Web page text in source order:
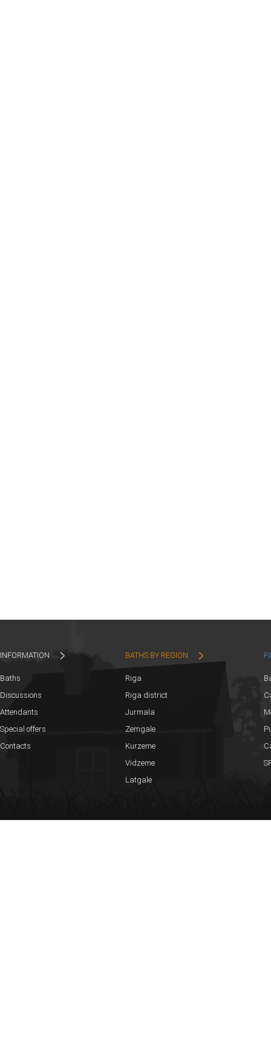
INFORMATION
Baths
Discussions
Attendants
Special offers
Contacts
BATHS BY REGION
Riga
Riga district
Jurmala
Zemgale
Kurzeme
Vidzeme
Latgale